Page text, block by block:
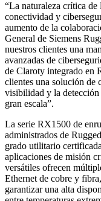
“La naturaleza crítica
conectividad y
aumento de la
General de Siemens
nuestros clientes una
avanzadas de
de Claroty integrado en
clientes una solución de
visibilidad y la detección
gran escala”.
La serie RX1500 de
administrados de
grado utilitario
aplicaciones de misión
versátiles ofrecen
Ethernet de cobre y
garantizar una alta